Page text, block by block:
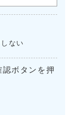
ない
ボタンを押